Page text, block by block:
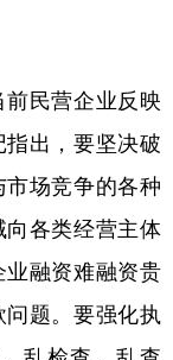
民营企业反映
指出，要坚决破
场竞争的各种
各类经营主体
融资难融资贵
题。要强化执